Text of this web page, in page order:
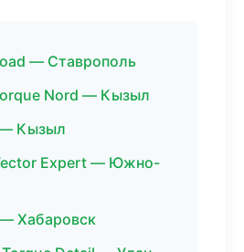
— Ставрополь
Nord — Кызыл
Кызыл
Expert — Южно-
Хабаровск